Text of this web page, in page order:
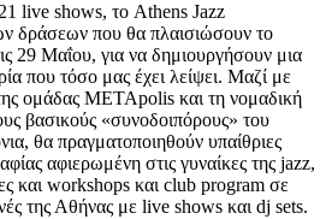
live shows, το Athens Jazz
δράσεων που θα πλαισιώσουν το
29 Μαΐου, για να δημιουργήσουν μια
που τόσο μας έχει λείψει. Μαζί με
ομάδας METApolis και τη νομαδική
βασικούς «συνοδοιπόρους» του
θα πραγματοποιηθούν υπαίθριες
αφιερωμένη στις γυναίκες της jazz,
και workshops και club program σε
της Αθήνας με live shows και dj sets.